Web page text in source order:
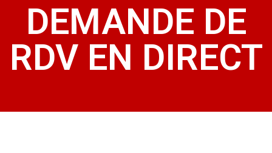
DEMANDE DE
RDV EN DIRECT